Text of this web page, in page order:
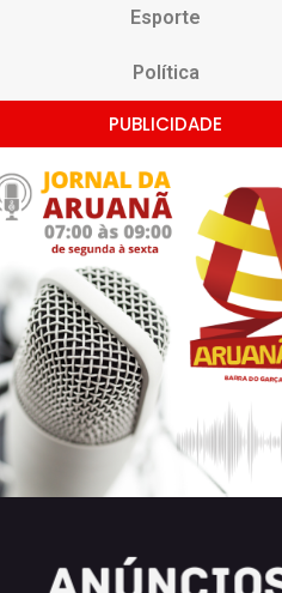
Esporte
Política
PUBLICIDADE